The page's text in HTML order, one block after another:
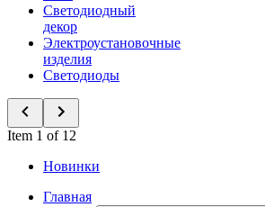
Светодиодный
декор
Электроустановочные
изделия
Светодиоды
Item 1 of 12
Новинки
Главная